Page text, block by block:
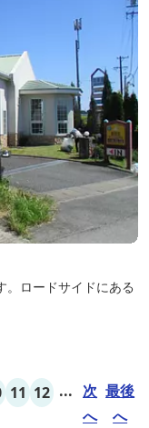
。ロードサイドにある
11 12 ... 次
へ
最後
へ